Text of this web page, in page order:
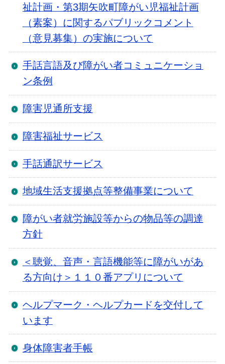
祉計画・第3期矢吹町障がい児福祉計画
（素案）に関するパブリックコメント
（意見募集）の実施について
手話言語及び障がい者コミュニケーショ
ン条例
障害児通所支援
障害福祉サービス
手話通訳サービス
地域生活支援拠点等整備事業について
障がい者就労施設等からの物品等の調達
方針
＜聴覚、音声・言語機能等に障がいがあ
る方向け＞１１０番アプリについて
ヘルプマーク・ヘルプカードを交付して
います
身体障害者手帳